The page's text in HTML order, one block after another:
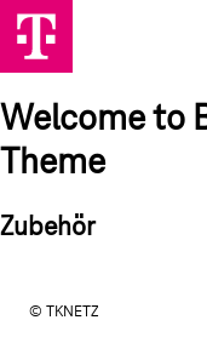
Welcome to
Theme
Zubehör
© TKNETZ